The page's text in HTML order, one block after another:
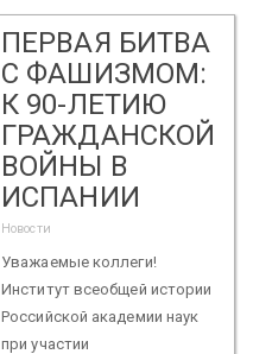
ПЕРВАЯ БИТВА
С ФАШИЗМОМ:
К 90-ЛЕТИЮ
ГРАЖДАНСКОЙ
ВОЙНЫ В
ИСПАНИИ
Новости
Уважаемые коллеги!
Институт всеобщей истории
Российской академии наук
при участии